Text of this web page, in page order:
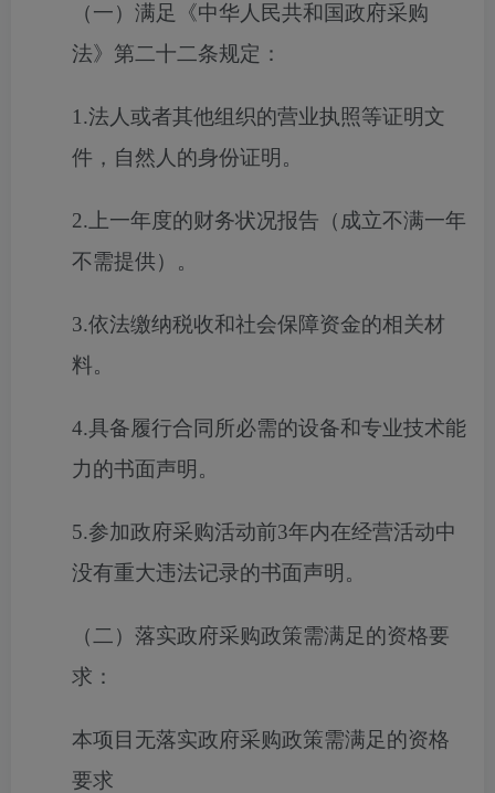
（一）满足《中华人民共和国政府采购
法》第二十二条规定：
1.法人或者其他组织的营业执照等证明文
件，自然人的身份证明。
2.上一年度的财务状况报告（成立不满一年
不需提供）。
3.依法缴纳税收和社会保障资金的相关材
料。
4.具备履行合同所必需的设备和专业技术能
力的书面声明。
5.参加政府采购活动前3年内在经营活动中
没有重大违法记录的书面声明。
（二）落实政府采购政策需满足的资格要
求：
本项目无落实政府采购政策需满足的资格
要求